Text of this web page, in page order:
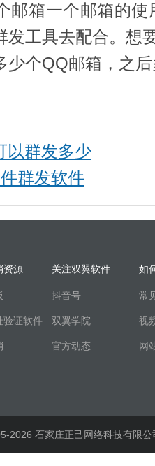
邮箱一个邮箱的
发工具去配合。想
少个QQ邮箱，之
以群发多少
群发软件
资源
验证软件
关注双翼软件
抖音号
双翼学院
官方动态
如
常
视
网
2026 石家庄正己网络科技有限